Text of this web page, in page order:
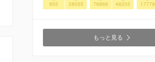
855 28055 76868 48205 17779
もっと見る